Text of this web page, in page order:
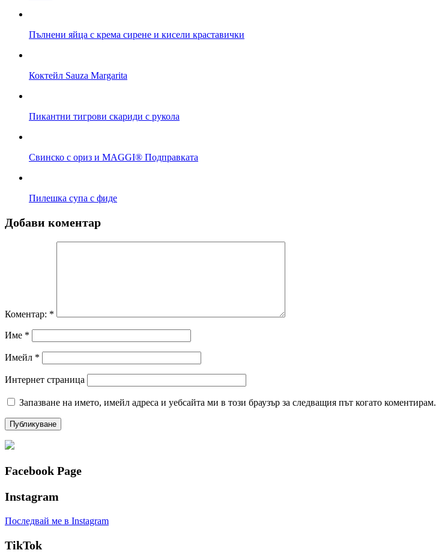
Пълнени яйца с крема сирене и кисели краставички
Коктейл Sauza Margarita
Пикантни тигрови скариди с рукола
Свинско с ориз и MAGGI® Подправката
Пилешка супа с фиде
Добави коментар
Коментар: *
Име *
Имейл *
Интернет страница
Запазване на името, имейл адреса и уебсайта ми в този браузър за следващия път когато коментирам.
Facebook Page
Instagram
Последвай ме в Instagram
TikTok